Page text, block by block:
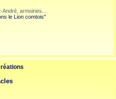
armoiries...
le Lion comtois"